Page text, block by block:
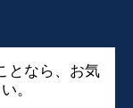
となら、お気
。